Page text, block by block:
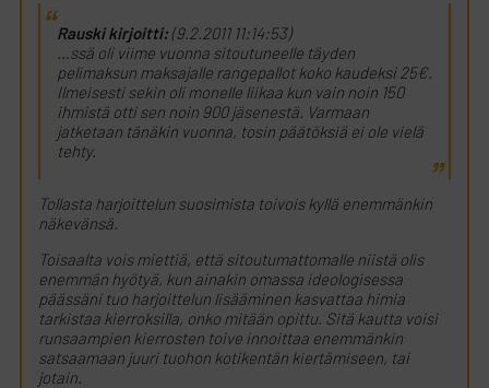
Rauski kirjoitti:(9.2.2011 11:14:53)
…ssä oli viime vuonna sitoutuneelle täyden
pelimaksun maksajalle rangepallot koko kaudeksi 25€.
Ilmeisesti sekin oli monelle liikaa kun vain noin 150
ihmistä otti sen noin 900 jäsenestä. Varmaan
jatketaan tänäkin vuonna, tosin päätöksiä ei ole vielä
tehty.
Tollasta harjoittelun suosimista toivois kyllä enemmänkin
näkevänsä.
Toisaalta vois miettiä, että sitoutumattomalle niistä olis
enemmän hyötyä, kun ainakin omassa ideologisessa
päässäni tuo harjoittelun lisääminen kasvattaa himia
tarkistaa kierroksilla, onko mitään opittu. Sitä kautta voisi
runsaampien kierrosten toive innoittaa enemmänkin
satsaamaan juuri tuohon kotikentän kiertämiseen, tai
jotain.